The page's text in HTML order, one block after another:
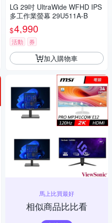
LG 29吋 UltraWide WFHD IPS
多工作業螢幕 29U511A-B
$4,990
活動 券
加入購物車
馬上比買最好
相似商品比比看